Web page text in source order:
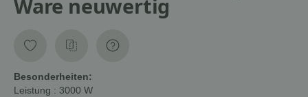
Ware neuwertig
Besonderheiten:
Leistung : 3000 W